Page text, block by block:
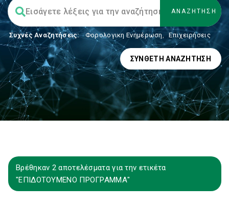
Συχνές Αναζητήσεις: Φορολογικη Ενημέρωση, Επιχειρήσεις
ΣΎΝΘΕΤΗ ΑΝΑΖΉΤΗΣΗ
Βρέθηκαν 2 αποτελέσματα για την ετικέτα
"ΕΠΙΔΟΤΟΥΜΕΝΟ ΠΡΟΓΡΑΜΜΑ"